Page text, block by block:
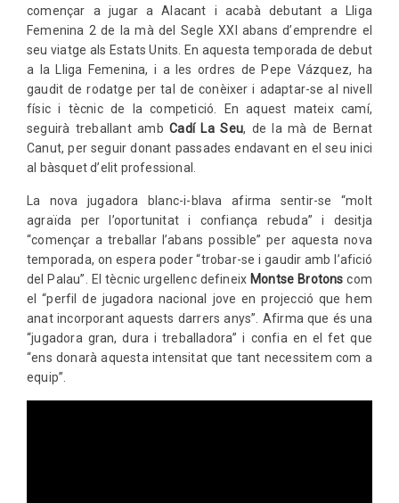
començar a jugar a Alacant i acabà debutant a Lliga
Femenina 2 de la mà del Segle XXI abans d’emprendre el
seu viatge als Estats Units. En aquesta temporada de debut
a la Lliga Femenina, i a les ordres de Pepe Vázquez, ha
gaudit de rodatge per tal de conèixer i adaptar-se al nivell
físic i tècnic de la competició. En aquest mateix camí,
seguirà treballant ambCadí La Seu, de la mà de Bernat
Canut, per seguir donant passades endavant en el seu inici
al bàsquet d’elit professional.
La nova jugadora blanc-i-blava afirma sentir-se “molt
agraïda per l’oportunitat i confiança rebuda” i desitja
“començar a treballar l’abans possible” per aquesta nova
temporada, on espera poder “trobar-se i gaudir amb l’afició
del Palau”. El tècnic urgellenc defineix Montse Brotons com
el “perfil de jugadora nacional jove en projecció que hem
anat incorporant aquests darrers anys”. Afirma que és una
“jugadora gran, dura i treballadora” i confia en el fet que
“ens donarà aquesta intensitat que tant necessitem com a
equip”.